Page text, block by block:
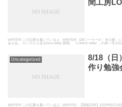
間工房
WRITER この記事を書いている人 - WRITER - OMソーラーの「木の家」
あさあ。 ロハスから送るlove letter 新聞。「LOHAS letter 」の第一号が
Uncategorized
8/18（日
作り勉強
WRITER この記事を書いている人 - WRITER - 【開催日時】2019年8月